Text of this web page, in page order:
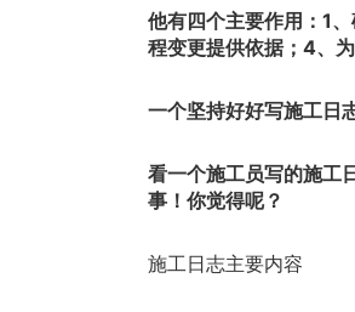
他有四个主要作用：1
程变更提供依据；4、
一个坚持好好写施工日
看一个施工员写的施工
事！你觉得呢？
施工日志主要内容